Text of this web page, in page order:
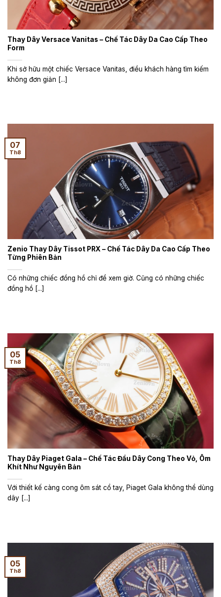
Thay Dây Versace Vanitas – Chế Tác Dây Da Cao Cấp Theo
Form
Khi sở hữu một chiếc Versace Vanitas, điều khách hàng tìm kiếm
không đơn giản [...]
Zenio Thay Dây Tissot PRX – Chế Tác Dây Da Cao Cấp Theo
Từng Phiên Bản
Có những chiếc đồng hồ chỉ để xem giờ. Cũng có những chiếc
đồng hồ [...]
07
Th8
Thay Dây Piaget Gala – Chế Tác Đầu Dây Cong Theo Vỏ, Ôm
Khít Như Nguyên Bản
Với thiết kế càng cong ôm sát cổ tay, Piaget Gala không thể dùng
dây [...]
05
Th8
05
Th8